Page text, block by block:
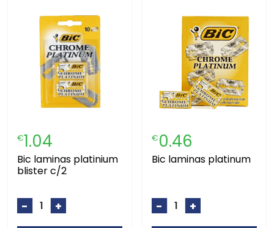
€1.04
bic laminas platinium
blister c/2
- +
€0.46
bic laminas platinum
- +